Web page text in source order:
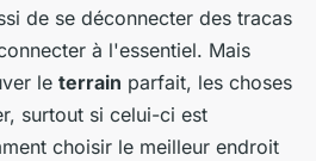
de se déconnecter des tracas
à l'essentiel. Mais
le terrain parfait, les choses
surtout si celui-ci est
choisir le meilleur endroit